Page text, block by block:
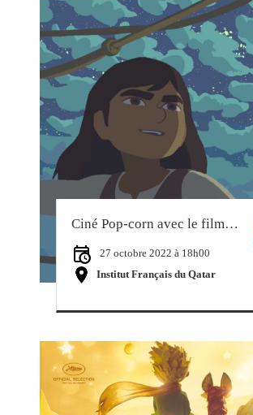
Ciné Pop-corn avec le film jeunesse « Calamity »
27 octobre 2022 à 18h00
Institut Français du Qatar